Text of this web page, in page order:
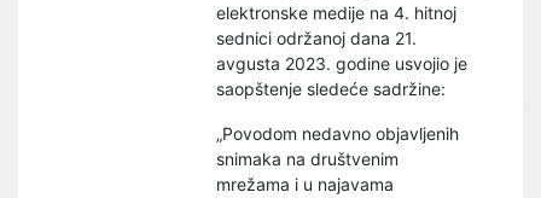
elektronske medije na 4. hitnoj
sednici održanoj dana 21.
avgusta 2023. godine usvojio je
saopštenje sledeće sadržine:
„Povodom nedavno objavljenih
snimaka na društvenim
mrežama i u najavama